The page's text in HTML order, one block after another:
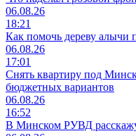
06.08.26
18:21
Как помочь дереву алычи
06.08.26
17:01
Снять квартиру под
бюджетных вариантов
06.08.26
16:52
В Минском РУВД